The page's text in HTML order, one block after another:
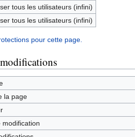
tous les utilisateurs (infini)
tous les utilisateurs (infini)
pour cette page.
la page
modification